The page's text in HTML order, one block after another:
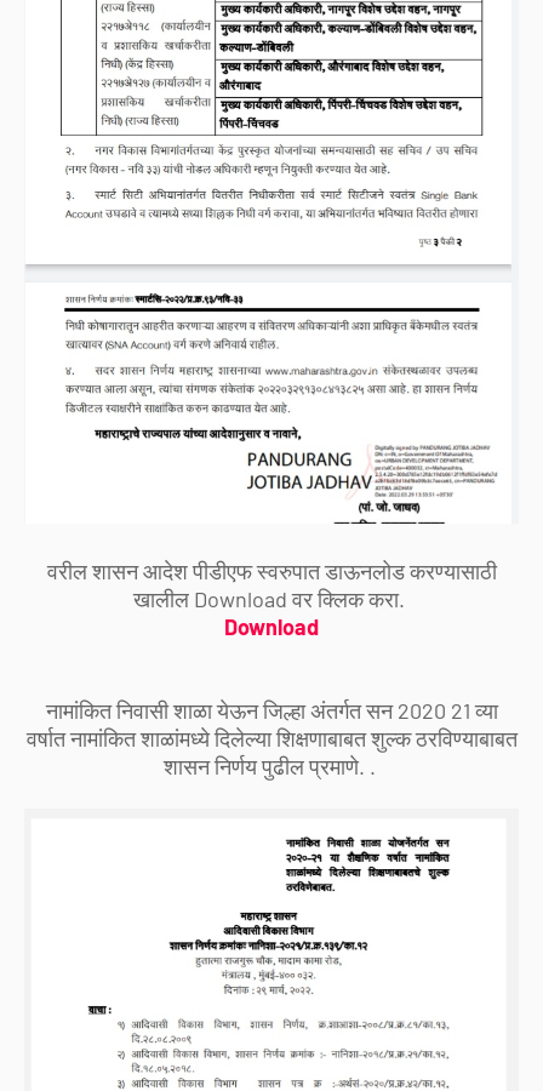
वरील शासन आदेश पीडीएफ स्वरुपात डाऊनलोड करण्यासाठी
खालील Download वर क्लिक करा.
Download
नामांकित निवासी शाळा येऊन जिल्हा अंतर्गत सन 2020 21 व्या
वर्षात नामांकित शाळांमध्ये दिलेल्या शिक्षणाबाबत शुल्क ठरविण्याबाबत
शासन निर्णय पुढील प्रमाणे. .